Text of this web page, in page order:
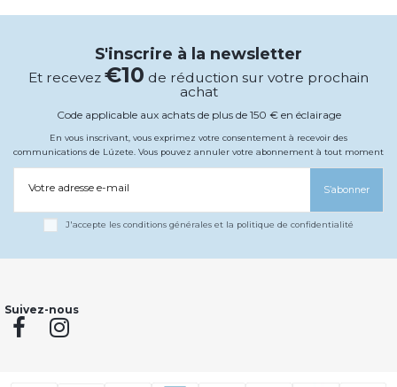
S'inscrire à la newsletter
Et recevez €10 de réduction sur votre prochain
achat
Code applicable aux achats de plus de 150 € en éclairage
En vous inscrivant, vous exprimez votre consentement à recevoir des
communications de Lúzete. Vous pouvez annuler votre abonnement à tout moment
Votre adresse e-mail S’abonner
J'accepte les conditions générales et la politique de confidentialité
Suivez-nous